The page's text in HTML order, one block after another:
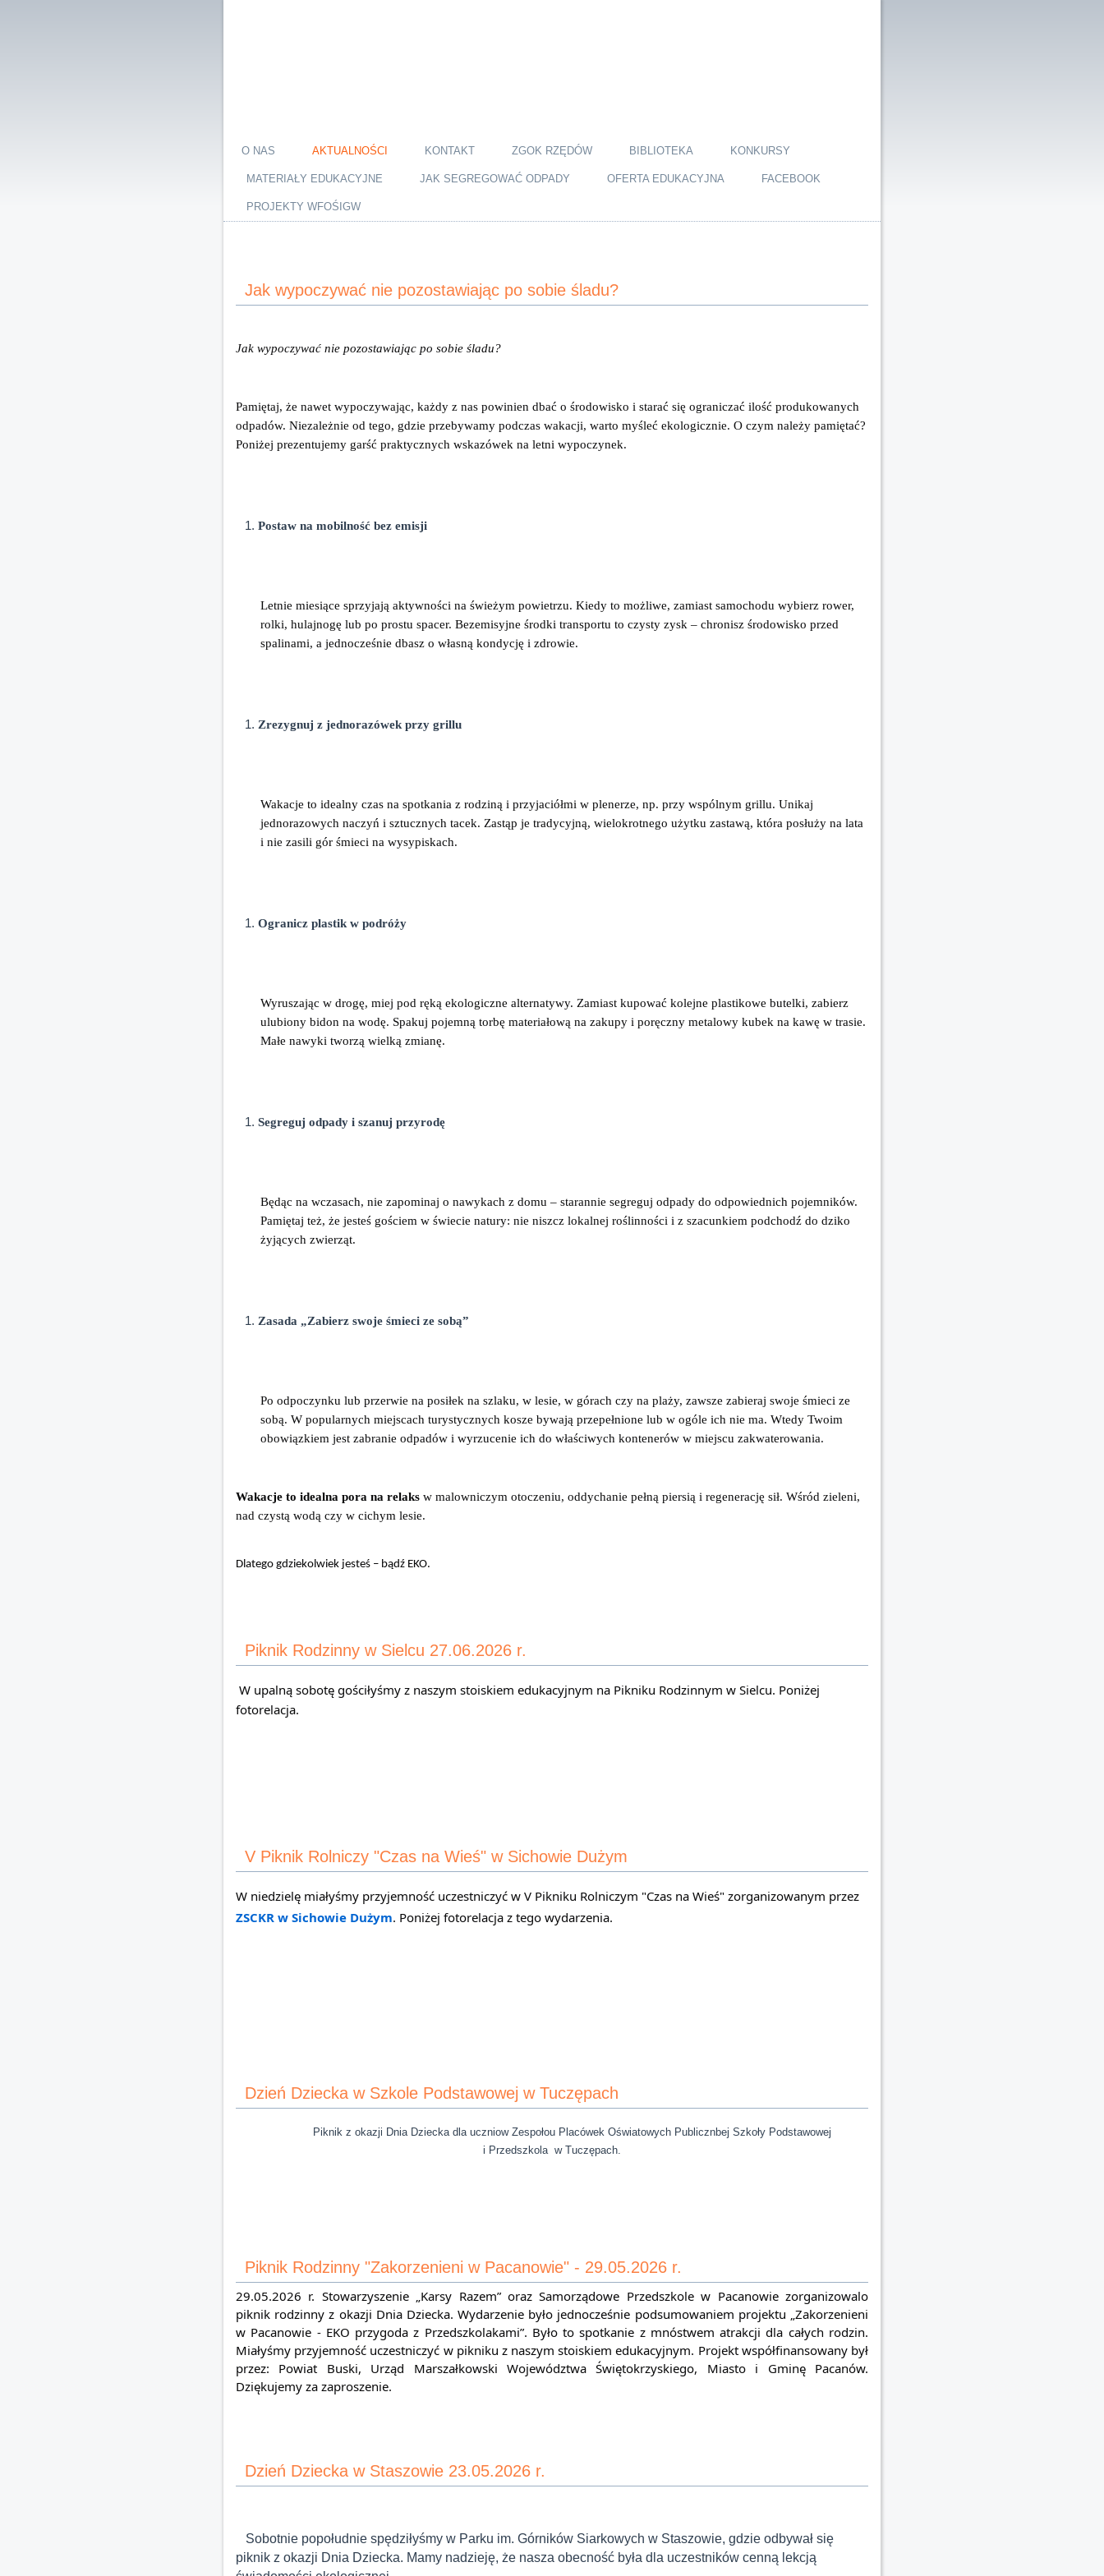
O NAS AKTUALNOŚCI KONTAKT ZGOK RZĘDÓW BIBLIOTEKA KONKURSY
MATERIAŁY EDUKACYJNE JAK SEGREGOWAĆ ODPADY OFERTA EDUKACYJNA FACEBOOK
PROJEKTY WFOŚIGW
Jak wypoczywać nie pozostawiając po sobie śladu?
Jak wypoczywać nie pozostawiając po sobie śladu?
Pamiętaj, że nawet wypoczywając, każdy z nas powinien dbać o środowisko i starać się ograniczać ilość produkowanych
odpadów. Niezależnie od tego, gdzie przebywamy podczas wakacji, warto myśleć ekologicznie. O czym należy pamiętać?
Poniżej prezentujemy garść praktycznych wskazówek na letni wypoczynek.
Postaw na mobilność bez emisji
Letnie miesiące sprzyjają aktywności na świeżym powietrzu. Kiedy to możliwe, zamiast samochodu wybierz rower,
rolki, hulajnogę lub po prostu spacer. Bezemisyjne środki transportu to czysty zysk – chronisz środowisko przed
spalinami, a jednocześnie dbasz o własną kondycję i zdrowie.
Zrezygnuj z jednorazówek przy grillu
Wakacje to idealny czas na spotkania z rodziną i przyjaciółmi w plenerze, np. przy wspólnym grillu. Unikaj
jednorazowych naczyń i sztucznych tacek. Zastąp je tradycyjną, wielokrotnego użytku zastawą, która posłuży na lata
i nie zasili gór śmieci na wysypiskach.
Ogranicz plastik w podróży
Wyruszając w drogę, miej pod ręką ekologiczne alternatywy. Zamiast kupować kolejne plastikowe butelki, zabierz
ulubiony bidon na wodę. Spakuj pojemną torbę materiałową na zakupy i poręczny metalowy kubek na kawę w trasie.
Małe nawyki tworzą wielką zmianę.
Segreguj odpady i szanuj przyrodę
Będąc na wczasach, nie zapominaj o nawykach z domu – starannie segreguj odpady do odpowiednich pojemników.
Pamiętaj też, że jesteś gościem w świecie natury: nie niszcz lokalnej roślinności i z szacunkiem podchodź do dziko
żyjących zwierząt.
Zasada „Zabierz swoje śmieci ze sobą”
Po odpoczynku lub przerwie na posiłek na szlaku, w lesie, w górach czy na plaży, zawsze zabieraj swoje śmieci ze
sobą. W popularnych miejscach turystycznych kosze bywają przepełnione lub w ogóle ich nie ma. Wtedy Twoim
obowiązkiem jest zabranie odpadów i wyrzucenie ich do właściwych kontenerów w miejscu zakwaterowania.
Wakacje to idealna pora na relaks w malowniczym otoczeniu, oddychanie pełną piersią i regenerację sił. Wśród zieleni,
nad czystą wodą czy w cichym lesie.
Dlatego gdziekolwiek jesteś – bądź EKO.
Piknik Rodzinny w Sielcu 27.06.2026 r.
fotorelacja.
V Piknik Rolniczy "Czas na Wieś" w Sichowie Dużym
ZSCKR w Sichowie Dużym. Poniżej fotorelacja z tego wydarzenia.
Dzień Dziecka w Szkole Podstawowej w Tuczępach
Piknik z okazji Dnia Dziecka dla uczniow Zespołou Placówek Oświatowych Publicznbej Szkoły Podstawowej
i Przedszkola w Tuczępach.
Piknik Rodzinny "Zakorzenieni w Pacanowie" - 29.05.2026 r.
29.05.2026 r. Stowarzyszenie „Karsy Razem” oraz Samorządowe Przedszkole w Pacanowie zorganizowalo
piknik rodzinny z okazji Dnia Dziecka. Wydarzenie było jednocześnie podsumowaniem projektu „Zakorzenieni
w Pacanowie - EKO przygoda z Przedszkolakami”. Było to spotkanie z mnóstwem atrakcji dla całych rodzin.
Miałyśmy przyjemność uczestniczyć w pikniku z naszym stoiskiem edukacyjnym. Projekt współfinansowany był
przez: Powiat Buski, Urząd Marszałkowski Województwa Świętokrzyskiego, Miasto i Gminę Pacanów.
Dziękujemy za zaproszenie.
Dzień Dziecka w Staszowie 23.05.2026 r.
Sobotnie popołudnie spędziłyśmy w Parku im. Górników Siarkowych w Staszowie, gdzie odbywał się
piknik z okazji Dnia Dziecka. Mamy nadzieję, że nasza obecność była dla uczestników cenną lekcją